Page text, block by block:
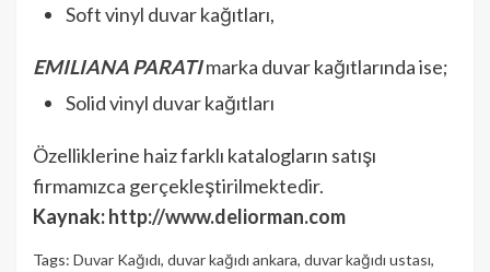
Soft vinyl duvar kağıtları,
EMILIANA PARATImarka duvar kağıtlarında ise;
Solid vinyl duvar kağıtları
Özelliklerine haiz farklı katalogların satışı
firmamızca gerçekleştirilmektedir.
Kaynak:http://www.deliorman.com
Tags: Duvar Kağıdı, duvar kağıdı ankara, duvar kağıdı ustası,